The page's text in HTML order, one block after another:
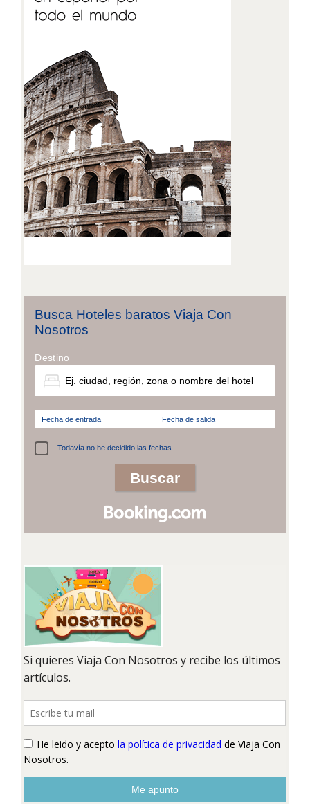
Busca Hoteles baratos Viaja Con
Nosotros
Destino
Fecha de entrada Fecha de salida
Todavía no he decidido las fechas